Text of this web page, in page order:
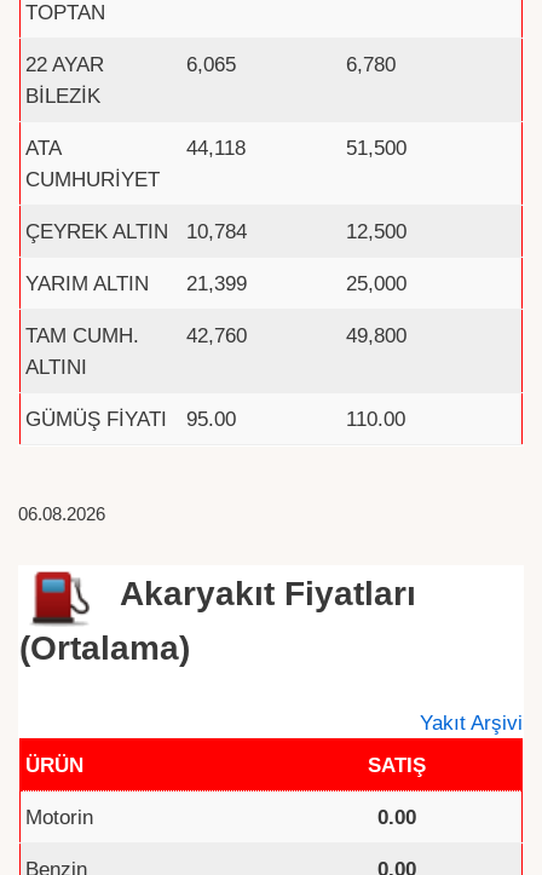
TOPTAN
22 AYAR
BİLEZİK
6,065 6,780
ATA
CUMHURİYET
44,118 51,500
ÇEYREK ALTIN 10,784 12,500
YARIM ALTIN 21,399 25,000
TAM CUMH.
ALTINI
42,760 49,800
GÜMÜŞ FİYATI 95.00 110.00
06.08.2026
Akaryakıt Fiyatları
(Ortalama)
Yakıt Arşivi
ÜRÜN
SATIŞ
Motorin 0.00
Benzin 0.00